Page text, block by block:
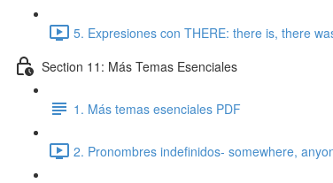
5. Expresiones con THERE: there is, there
Section 11: Más Temas Esenciales
1. Más temas esenciales PDF
2. Pronombres indefinidos- somewhere,